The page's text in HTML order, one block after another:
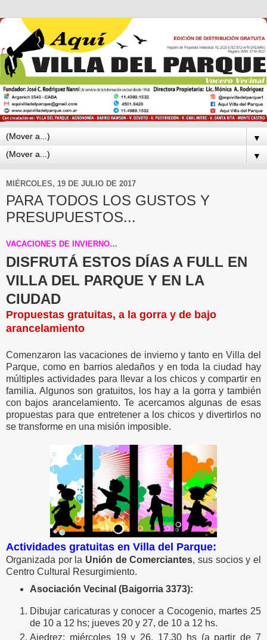
▼
▼
MIÉRCOLES, 19 DE JULIO DE 2017
PARA TODOS LOS GUSTOS Y
PRESUPUESTOS...
VACACIONES DE INVIERNO…
DISFRUTÁ ESTOS DÍAS A FULL EN
VILLA DEL PARQUE Y EN LA
CIUDAD
Propuestas gratuitas, a la gorra y de bajo
arancelamiento
Comenzaron las vacaciones de invierno y tanto en Villa del
Parque, como en barrios aledaños y en toda la ciudad hay
múltiples actividades para llevar a los chicos y compartir en
familia. Algunos son gratuitos, los hay a la gorra y también
con bajos arancelamiento. Te acercamos algunas de esas
propuestas para que entretener a los chicos y divertirlos no
se transforme en una misión imposible.
Actividades gratuitas en Villa del Parque:
Organizada por la Unión de Comerciantes, sus socios y el
Centro Cultural Resurgimiento.
Asociación Vecinal (Baigorria 3373):
Dibujar caricaturas y conocer a Cocogenio, martes 25
de 10 a 12 hs; jueves 20 y 27, de 10 a 12 hs.
Ajedrez: miércoles 19 y 26, 17.30 hs (a partir de 7